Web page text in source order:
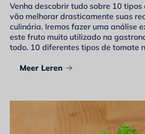
Venha descobrir tudo sobre 10 tipos
vão melhorar drasticamente suas
culinária. Iremos fazer uma análise
este fruto muito utilizado na
todo. 10 diferentes tipos de tomate
Meer Leren